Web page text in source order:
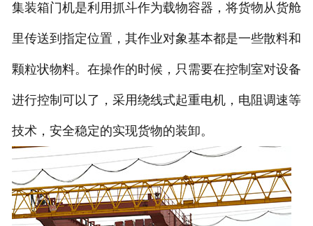
集装箱门机是利用抓斗作为载物容器，将货物从货舱
里传送到指定位置，其作业对象基本都是一些散料和
颗粒状物料。在操作的时候，只需要在控制室对设备
进行控制可以了，采用绕线式起重电机，电阻调速等
技术，安全稳定的实现货物的装卸。